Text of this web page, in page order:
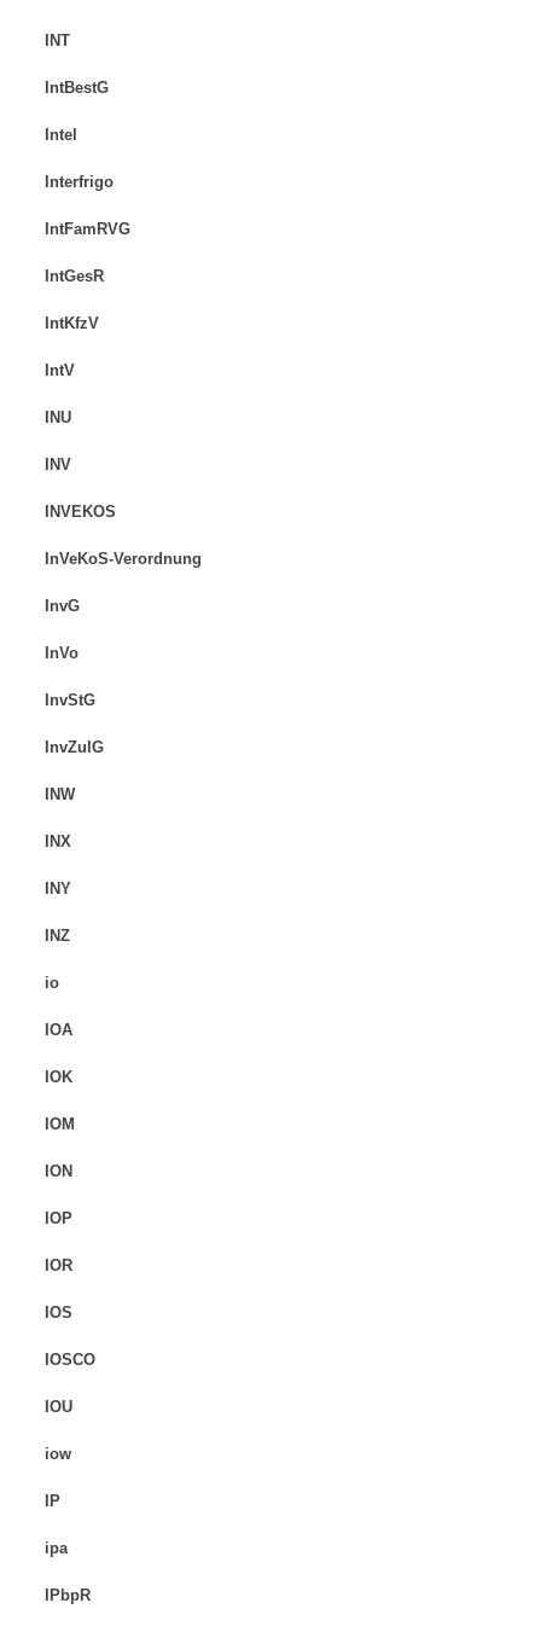
INT
IntBestG
Intel
Interfrigo
IntFamRVG
IntGesR
IntKfzV
IntV
INU
INV
INVEKOS
InVeKoS-Verordnung
InvG
InVo
InvStG
InvZulG
INW
INX
INY
INZ
io
IOA
IOK
IOM
ION
IOP
IOR
IOS
IOSCO
IOU
iow
IP
ipa
IPbpR